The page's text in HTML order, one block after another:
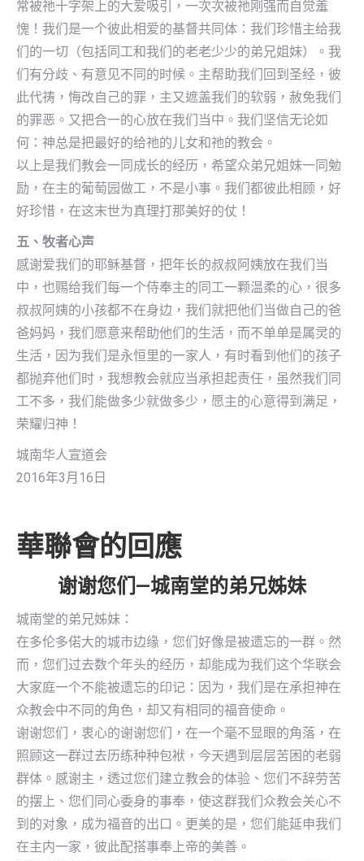
常被祂十字架上的大爱吸引，一次次被祂刚强而自觉羞
愧！我们是一个彼此相爱的基督共同体：我们珍惜主给我
们的一切（包括同工和我们的老老少少的弟兄姐妹）。我
们有分歧、有意见不同的时候。主帮助我们回到圣经，彼
此代祷，悔改自己的罪，主又遮盖我们的软弱，赦免我们
的罪恶。又把合一的心放在我们当中。我们坚信无论如
何：神总是把最好的给祂的儿女和祂的教会。
以上是我们教会一同成长的经历，希望众弟兄姐妹一同勉
励，在主的葡萄园做工，不是小事。我们都彼此相顾，好
好珍惜，在这末世为真理打那美好的仗！
五、牧者心声
感谢爱我们的耶稣基督，把年长的叔叔阿姨放在我们当
中，也赐给我们每一个侍奉主的同工一颗温柔的心，很多
叔叔阿姨的小孩都不在身边，我们就把他们当做自己的爸
爸妈妈，我们愿意来帮助他们的生活，而不单单是属灵的
生活，因为我们是永恒里的一家人，有时看到他们的孩子
都抛弃他们时，我想教会就应当承担起责任，虽然我们同
工不多，我们能做多少就做多少，愿主的心意得到满足，
荣耀归神！
城南华人宣道会
2016年3月16日
華聯會的回應
谢谢您们—城南堂的弟兄姊妹
城南堂的弟兄姊妹：
在多伦多偌大的城市边缘，您们好像是被遗忘的一群。然
而，您们过去数个年头的经历，却能成为我们这个华联会
大家庭一个不能被遗忘的印记：因为，我们是在承担神在
众教会中不同的角色，却又有相同的福音使命。
谢谢您们，衷心的谢谢您们，在一个毫不显眼的角落，在
照顾这一群过去历练种种包袱，今天遇到层层苦困的老弱
群体。感谢主，透过您们建立教会的体验、您们不辞劳苦
的摆上、您们同心委身的事奉，使这群我们众教会关心不
到的对象，成为福音的出口。更美的是，您们能延申我们
在主内一家，彼此配搭事奉上帝的美善。